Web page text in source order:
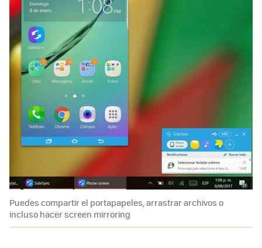
Puedes compartir el portapapeles, arrastrar archivos o
incluso hacer screen mirroring